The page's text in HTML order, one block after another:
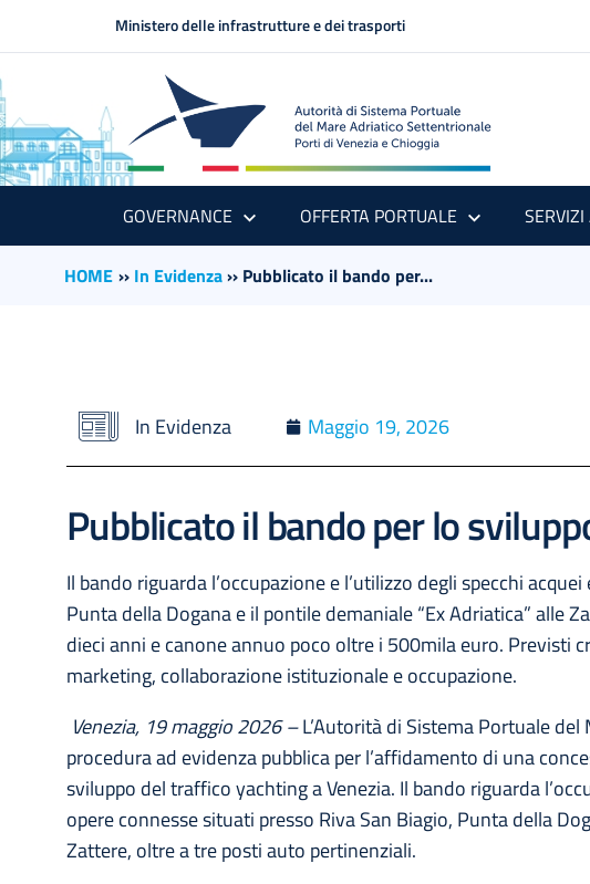
Ministero delle infrastrutture e dei trasporti
GOVERNANCE OFFERTA PORTUALE
HOME ›› In Evidenza›› Pubblicato il bando per...
In Evidenza Maggio 19, 2026
Pubblicato il bando per lo
Il bando riguarda l’occupazione e l’utilizzo degli specchi
Punta della Dogana e il pontile demaniale “Ex Adriatica” alle
dieci anni e canone annuo poco oltre i 500mila euro. Previsti
marketing, collaborazione istituzionale e occupazione.
Venezia, 19 maggio 2026 –L’Autorità di Sistema Portuale
procedura ad evidenza pubblica per l’affidamento di una
sviluppo del traffico yachting a Venezia. Il bando riguarda
opere connesse situati presso Riva San Biagio, Punta della
Zattere, oltre a tre posti auto pertinenziali.